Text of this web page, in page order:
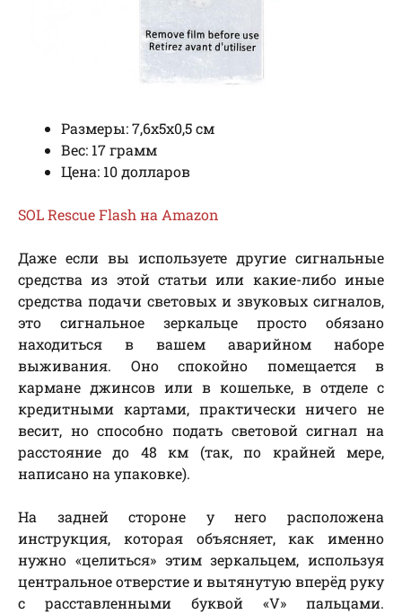
Размеры: 7,6х5х0,5 см
Вес: 17 грамм
Цена: 10 долларов
SOL Rescue Flash на Amazon
Даже если вы используете другие сигнальные
средства из этой статьи или какие-либо иные
средства подачи световых и звуковых сигналов,
это сигнальное зеркальце просто обязано
находиться в вашем аварийном наборе
выживания. Оно спокойно помещается в
кармане джинсов или в кошельке, в отделе с
кредитными картами, практически ничего не
весит, но способно подать световой сигнал на
расстояние до 48 км (так, по крайней мере,
написано на упаковке).
На задней стороне у него расположена
инструкция, которая объясняет, как именно
нужно «целиться» этим зеркальцем, используя
центральное отверстие и вытянутую вперёд руку
с расставленными буквой «V» пальцами.